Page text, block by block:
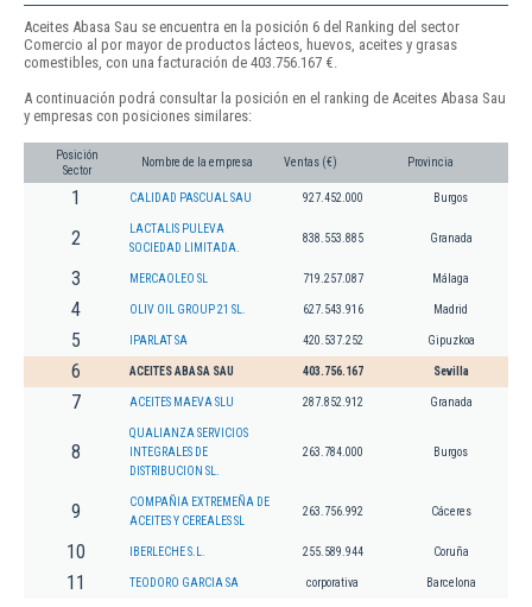
Aceites Abasa Sau se encuentra en la posición 6 del Ranking del sector
Comercio al por mayor de productos lácteos, huevos, aceites y grasas
comestibles, con una facturación de 403.756.167 €.
A continuación podrá consultar la posición en el ranking de Aceites Abasa Sau
y empresas con posiciones similares:
Posición
Sector
Nombre de la empresa Ventas (€) Provincia
1 CALIDAD PASCUAL SAU 927.452.000 Burgos
2
LACTALIS PULEVA
SOCIEDAD LIMITADA.
838.553.885 Granada
3 MERCAOLEO SL 719.257.087 Málaga
4 OLIV OIL GROUP 21 SL. 627.543.916 Madrid
5 IPARLAT SA 420.537.252 Gipuzkoa
6 ACEITES ABASA SAU 403.756.167 Sevilla
7 ACEITES MAEVA SLU 287.852.912 Granada
8
QUALIANZA SERVICIOS
INTEGRALES DE
DISTRIBUCION SL.
263.784.000 Burgos
9
COMPAÑIA EXTREMEÑA DE
ACEITES Y CEREALES SL
263.756.992 Cáceres
10 IBERLECHE S.L. 255.589.944 Coruña
11 TEODORO GARCIA SA corporativa Barcelona